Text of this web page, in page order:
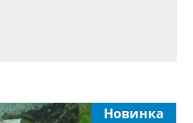
Новинка